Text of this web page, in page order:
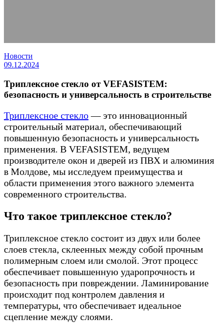
Новости
09.12.2024
Триплексное стекло от VEFASISTEM:
безопасность и универсальность в строительстве
Триплексное стекло— это инновационный
строительный материал, обеспечивающий
повышенную безопасность и универсальность
применения. В VEFASISTEM, ведущем
производителе окон и дверей из ПВХ и алюминия
в Молдове, мы исследуем преимущества и
области применения этого важного элемента
современного строительства.
Что такое триплексное стекло?
Триплексное стекло состоит из двух или более
слоев стекла, склеенных между собой прочным
полимерным слоем или смолой. Этот процесс
обеспечивает повышенную ударопрочность и
безопасность при повреждении. Ламинирование
происходит под контролем давления и
температуры, что обеспечивает идеальное
сцепление между слоями.